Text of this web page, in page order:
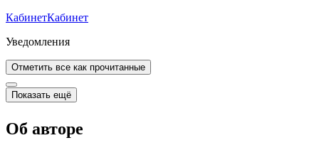
КабинетКабинет
Уведомления
Отметить все как прочитанные
Показать ещё
Об авторе